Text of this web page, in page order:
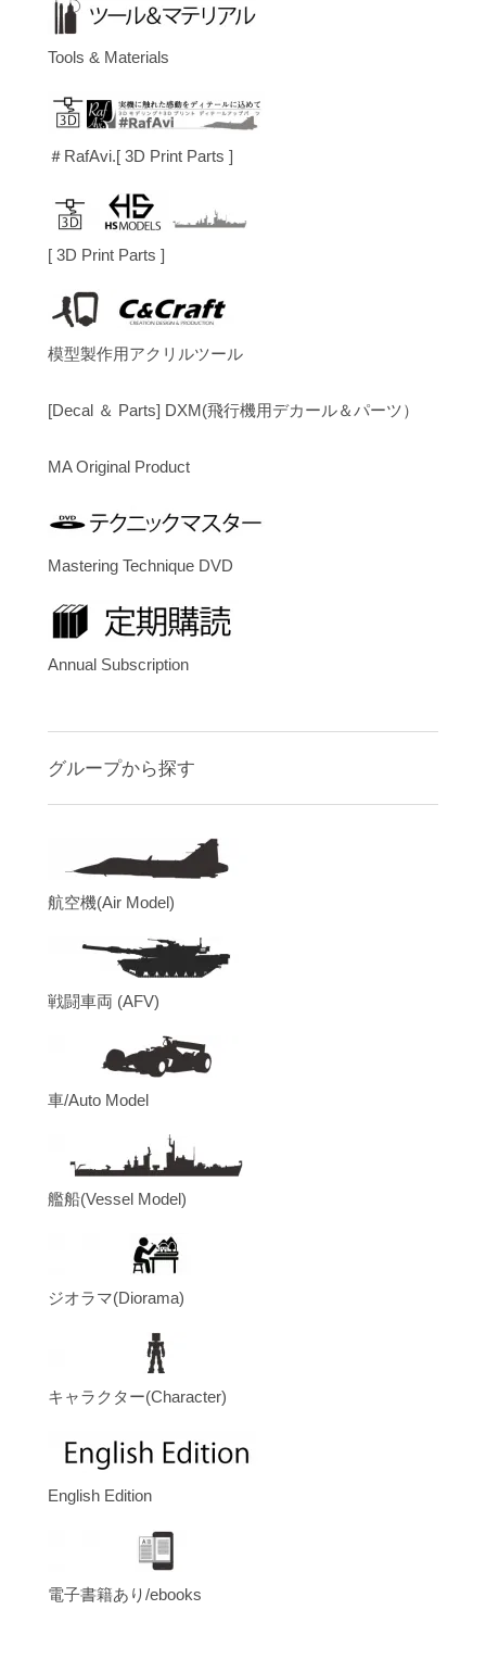
Tools & Materials
＃RafAvi.[ 3D Print Parts ]
[ 3D Print Parts ]
模型製作用アクリルツール
[Decal ＆ Parts] DXM(飛行機用デカール＆パーツ）
MA Original Product
Mastering Technique DVD
Annual Subscription
グループから探す
航空機(Air Model)
戦闘車両 (AFV)
車/Auto Model
艦船(Vessel Model)
ジオラマ(Diorama)
キャラクター(Character)
English Edition
電子書籍あり/ebooks